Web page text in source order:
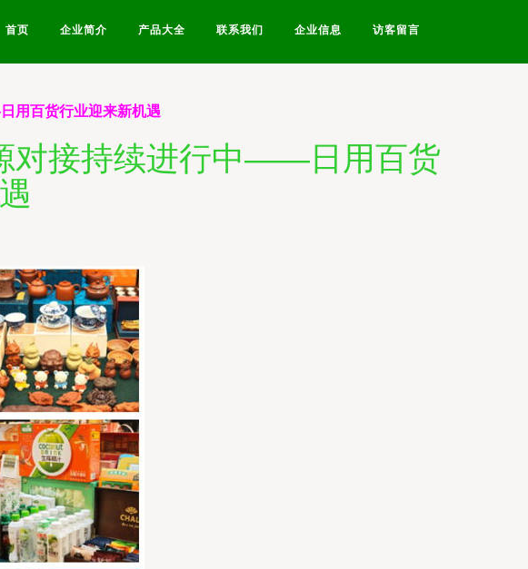
首页 企业简介 产品大全 联系我们 企业信息 访客留言
用百货行业迎来新机遇
对接持续进行中——日用百货